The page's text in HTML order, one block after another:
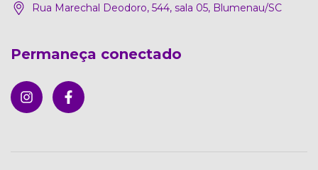
Rua Marechal Deodoro, 544, sala 05, Blumenau/SC
Permaneça conectado